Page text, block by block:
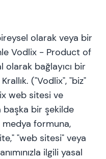
olarak veya bir
Vodlix - Product of
olarak bağlayıcı bir
("Vodlix", "biz"
web sitesi ve
başka bir şekilde
medya formuna,
"web sitesi" veya
ilgili yasal